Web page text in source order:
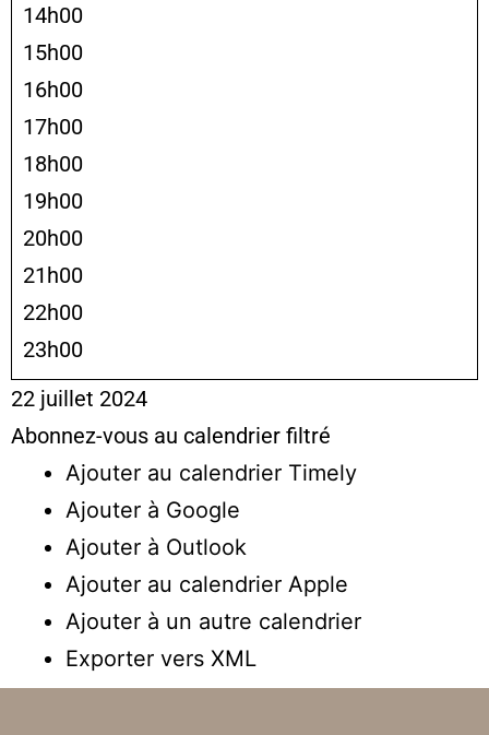
14h00
15h00
16h00
17h00
18h00
19h00
20h00
21h00
22h00
23h00
22 juillet 2024
Abonnez-vous au calendrier filtré
Ajouter au calendrier Timely
Ajouter à Google
Ajouter à Outlook
Ajouter au calendrier Apple
Ajouter à un autre calendrier
Exporter vers XML